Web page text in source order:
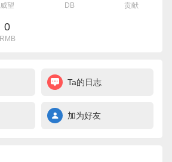
威望 DB 贡献
0
RMB
Ta的日志
加为好友